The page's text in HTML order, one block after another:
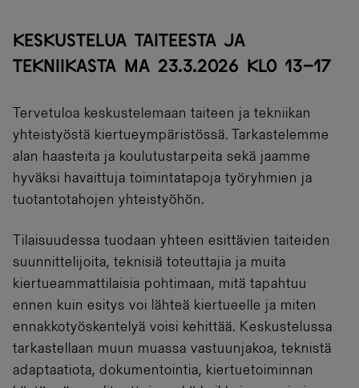
KESKUSTELUA TAITEESTA JA
TEKNIIKASTA MA 23.3.2026 KLO 13–17
Tervetuloa keskustelemaan taiteen ja tekniikan
yhteistyöstä kiertueympäristössä. Tarkastelemme
alan haasteita ja koulutustarpeita sekä jaamme
hyväksi havaittuja toimintatapoja työryhmien ja
tuotantotahojen yhteistyöhön.
Tilaisuudessa tuodaan yhteen esittävien taiteiden
suunnittelijoita, teknisiä toteuttajia ja muita
kiertueammattilaisia pohtimaan, mitä tapahtuu
ennen kuin esitys voi lähteä kiertueelle ja miten
ennakkotyöskentelyä voisi kehittää. Keskustelussa
tarkastellaan muun muassa vastuunjakoa, teknistä
adaptaatiota, dokumentointia, kiertuetoiminnan